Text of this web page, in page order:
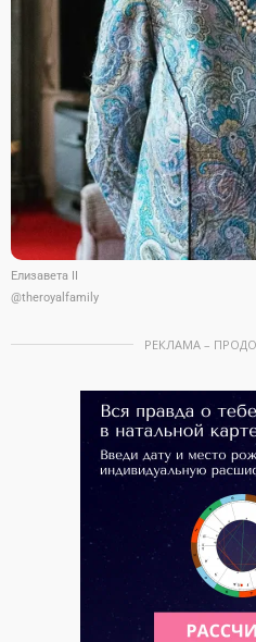
Елизавета II
@theroyalfamily
РЕКЛАМА –